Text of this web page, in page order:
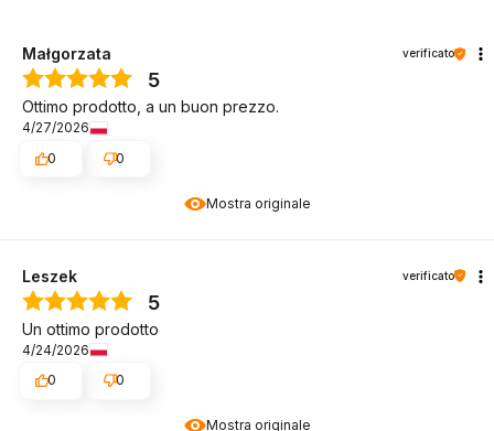
Mostra originale
Małgorzata verificato
5
Ottimo prodotto, a un buon prezzo.
4/27/2026
0
0
Mostra originale
Leszek verificato
5
Un ottimo prodotto
4/24/2026
0
0